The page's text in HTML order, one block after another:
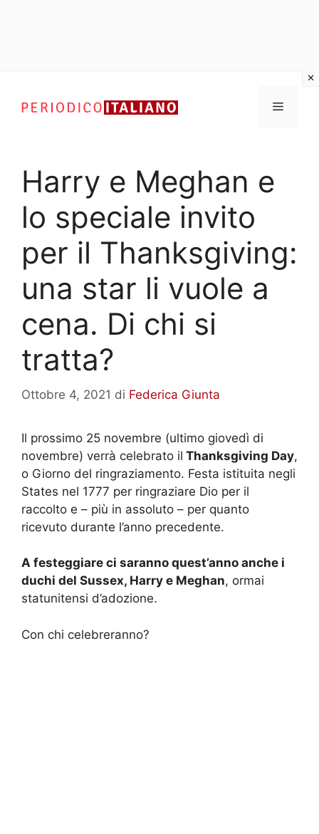
contenuto
Menu
Harry e Meghan e
lo speciale invito
per il Thanksgiving:
una star li vuole a
cena. Di chi si
tratta?
Ottobre 4, 2021 di Federica Giunta
Il prossimo 25 novembre (ultimo giovedì di
novembre) verrà celebrato il Thanksgiving Day,
o Giorno del ringraziamento. Festa istituita negli
States nel 1777 per ringraziare Dio per il
raccolto e – più in assoluto – per quanto
ricevuto durante l’anno precedente.
A festeggiare ci saranno quest’anno anche i
duchi del Sussex, Harry e Meghan, ormai
statunitensi d’adozione.
Con chi celebreranno?